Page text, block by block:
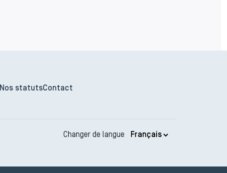
Nos statutsContact
Changer de langue